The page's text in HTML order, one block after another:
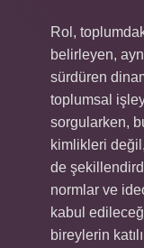
Rol,
belirleyen,
sürdüren
toplumsal
sorgularken,
kimlikleri
de
normlar ve
kabul
bireylerin